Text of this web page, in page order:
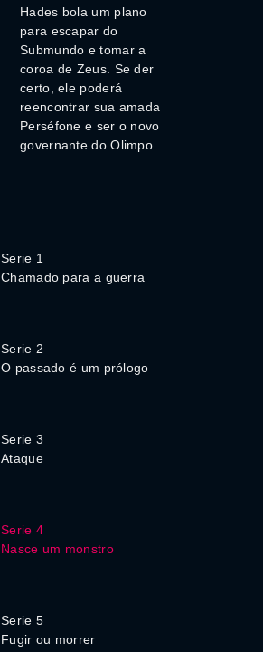
Hades bola um plano
para escapar do
Submundo e tomar a
coroa de Zeus. Se der
certo, ele poderá
reencontrar sua amada
Perséfone e ser o novo
governante do Olimpo.
Serie 1
Chamado para a guerra
Serie 2
O passado é um prólogo
Serie 3
Ataque
Serie 4
Nasce um monstro
Serie 5
Fugir ou morrer